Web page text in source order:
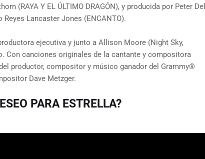
(RAYA Y EL ÚLTIMO DRAGÓN), y producida por Peter Del
Reyes Lancaster Jones (ENCANTO).
ejecutiva y junto a Allison Moore (Night Sky,
Con canciones originales de la cantante y compositora
productor, compositor y músico ganador del Grammy®
Dave Metzger.
PARA ESTRELLA?